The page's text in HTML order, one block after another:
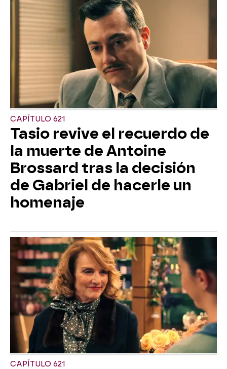
CAPÍTULO 621
Tasio revive el recuerdo de
la muerte de Antoine
Brossard tras la decisión
de Gabriel de hacerle un
homenaje
CAPÍTULO 621